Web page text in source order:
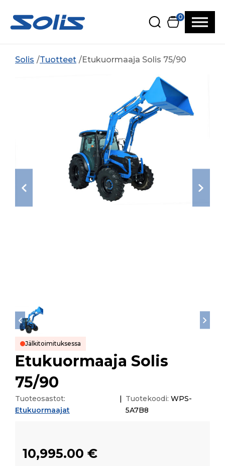
0
Solis Tuotteet Etukuormaaja Solis 75/90
Jälkitoimituksessa
Etukuormaaja Solis
75/90
Tuoteosastot:
Etukuormaajat
Tuotekoodi: WPS-
5A7B8
10,995.00 €